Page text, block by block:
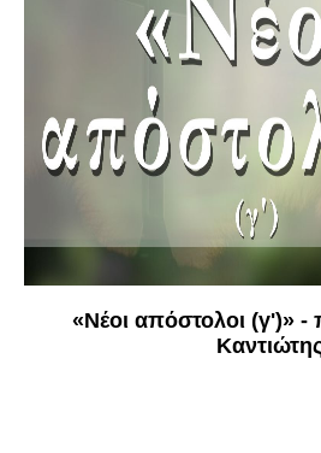
«Νέοι απόστολοι (γ')» -